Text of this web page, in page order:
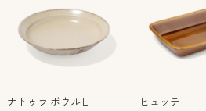
ナトゥラ ボウルＬ
ヒュッテ